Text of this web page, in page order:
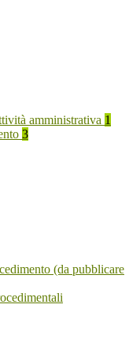
amministrativa 1
3
(da pubblicare